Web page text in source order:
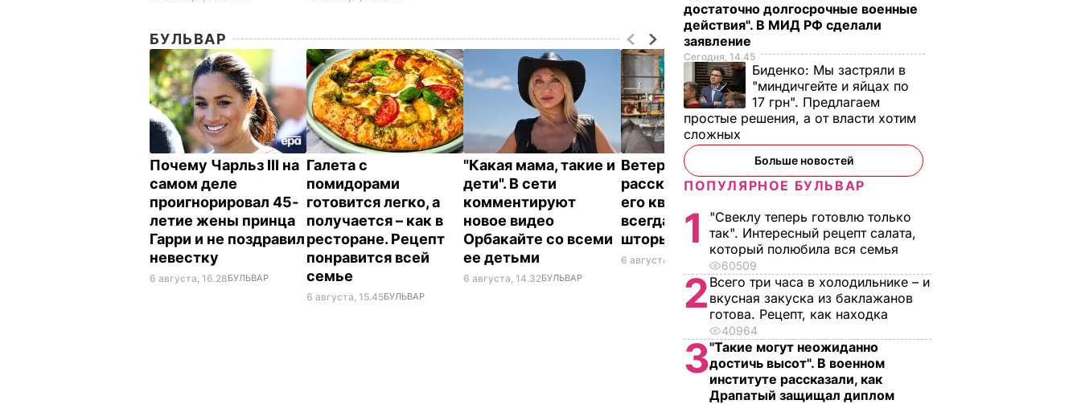
БУЛЬВАР
Почему Чарльз III на
самом деле
проигнорировал 45-
летие жены принца
Гарри и не поздравил
невестку
6 августа, 16.28БУЛЬВАР
Галета с
помидорами
готовится легко, а
получается – как в
ресторане. Рецепт
понравится всей
семье
6 августа, 15.45БУЛЬВАР
"Какая мама, такие и
дети". В сети
комментируют
новое видео
Орбакайте со всеми
ее детьми
6 августа, 14.32БУЛЬВАР
Ветеран Роменский
рассказал, почему в
его квартире теперь
всегда закрыты
шторы
6 августа, 14.25 БУЛЬВАР
Своевременно
срезайте цветы
они дали новые
бутоны
достаточно долгосрочные военные
действия". В МИД РФ сделали
заявление
Сегодня, 14.45
Биденко: Мы застряли в
"миндичгейте и яйцах по
17 грн". Предлагаем
простые решения, а от власти хотим
сложных
Больше новостей
ПОПУЛЯРНОЕ БУЛЬВАР
1
"Свеклу теперь готовлю только
так". Интересный рецепт салата,
который полюбила вся семья
60509
2 Всего три часа в холодильнике – и
вкусная закуска из баклажанов
готова. Рецепт, как находка
40964
3"Такие могут неожиданно
достичь высот". В военном
институте рассказали, как
Драпатый защищал диплом